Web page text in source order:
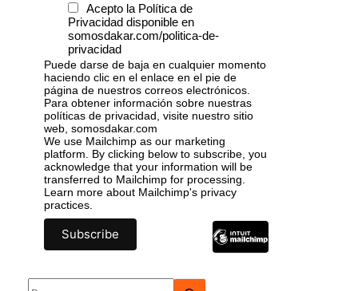
Acepto la Política de
Privacidad disponible en
somosdakar.com/politica-de-
privacidad
Puede darse de baja en cualquier momento
haciendo clic en el enlace en el pie de
página de nuestros correos electrónicos.
Para obtener información sobre nuestras
políticas de privacidad, visite nuestro sitio
web, somosdakar.com
We use Mailchimp as our marketing
platform. By clicking below to subscribe, you
acknowledge that your information will be
transferred to Mailchimp for processing.
Learn more about Mailchimp's privacy
practices.